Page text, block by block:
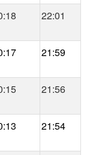
22:01
21:59
21:56
21:54